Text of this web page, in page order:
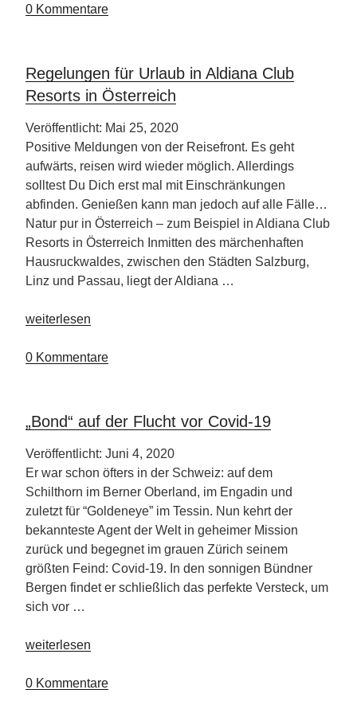
–
Hotel
&
Golf
Course“
0 Kommentare
Regelungen für Urlaub in Aldiana Club
Resorts in Österreich
Veröffentlicht: Mai 25, 2020
Positive Meldungen von der Reisefront. Es geht
aufwärts, reisen wird wieder möglich. Allerdings
solltest Du Dich erst mal mit Einschränkungen
abfinden. Genießen kann man jedoch auf alle Fälle…
Natur pur in Österreich – zum Beispiel in Aldiana Club
Resorts in Österreich Inmitten des märchenhaften
Hausruckwaldes, zwischen den Städten Salzburg,
Linz und Passau, liegt der Aldiana …
„Regelungen
Urlaub
Club
Resorts
in
Österreich“
weiterlesen
0 Kommentare
„Bond“ auf der Flucht vor Covid-19
Veröffentlicht: Juni 4, 2020
Er war schon öfters in der Schweiz: auf dem
Schilthorn im Berner Oberland, im Engadin und
zuletzt für “Goldeneye” im Tessin. Nun kehrt der
bekannteste Agent der Welt in geheimer Mission
zurück und begegnet im grauen Zürich seinem
größten Feind: Covid-19. In den sonnigen Bündner
Bergen findet er schließlich das perfekte Versteck, um
sich vor …
„„Bond“
der
weiterlesen
0 Kommentare